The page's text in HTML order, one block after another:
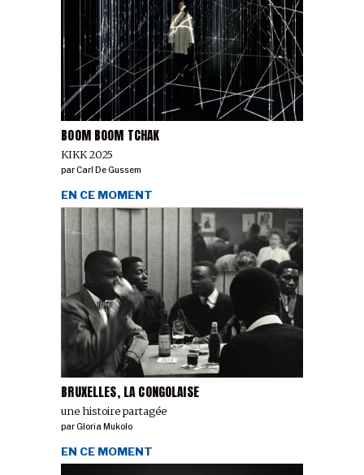
BOOM BOOM TCHAK
KIKK 2025
parCarl De Gussem
BRUXELLES, LA CONGOLAISE
une histoire partagée
EN CE MOMENT
parGloria Mukolo
EN CE MOMENT